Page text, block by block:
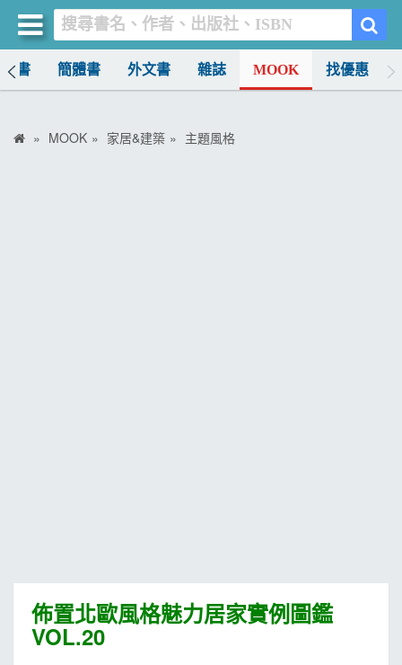
書 簡體書 外文書 雜誌 MOOK 找優惠
MOOK 家居&建築 主題風格
佈置北歐風格魅力居家實例圖鑑
VOL.20
買書網
首頁